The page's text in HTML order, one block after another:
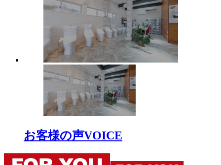
お客様の声VOICE